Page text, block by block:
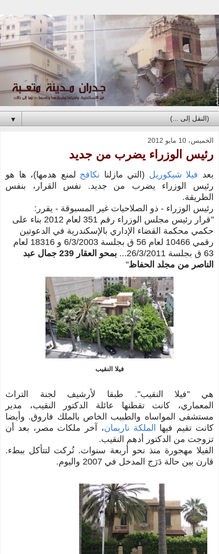
▼
الخميس، 10 مايو 2012
رئيس الوزراء يضرب من جديد
بعد فيلا شيكوريل (التي مازلنا نكافح لمنع هدمها)، ها هو
رئيس الوزراء يضرب من جديد. نفس القرار، بنفس
الطريقة.
رئيس الوزراء - ذو الصلاحيات غير المسبوقة - يقرر:
"قرار رئيس مجلس الوزراء رقم 351 لعام 2012 بناء على
حكمي محكمة القضاء الإداري بالإسكندرية في الدعوتين
رقمي 10466 لعام 56 ق بجلسة 6/3/2003 و 18316 لعام
63 ق بجلسة 26/3/2011...
بمحو العقار 239 جمال عبد
الناصر من مجلد الحفاظ"
فيلا النقيب
هي "فيلا النقيب". طبقا لأرشيف لجنة التراث
المعماري، كانت تقطنها عائلة الدكتور النقيب، مدير
مستشفى المواساه والطبيب الخاص بالملك فاروق. وأيضا
كانت تقيم فيها الملكة ناريمان، آخر ملكات مصر، بعد أن
تزوجت من الدكتور أدهم النقيب.
الفيلا مهجورة منذ نحو أربعة سنوات. تُركت لتتأكل ببطء.
قارن بين حالة دَرَج المدخل في 2007 واليوم.